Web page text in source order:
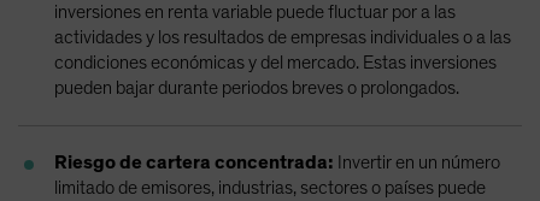
inversiones en renta variable puede fluctuar por a las
actividades y los resultados de empresas individuales o a las
condiciones económicas y del mercado. Estas inversiones
pueden bajar durante periodos breves o prolongados.
Riesgo de cartera concentrada: Invertir en un número
limitado de emisores, industrias, sectores o países puede